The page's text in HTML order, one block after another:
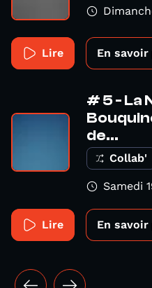
Lire En savoir
# 5 - La
de...
Collab'
Samedi
Lire En savoir